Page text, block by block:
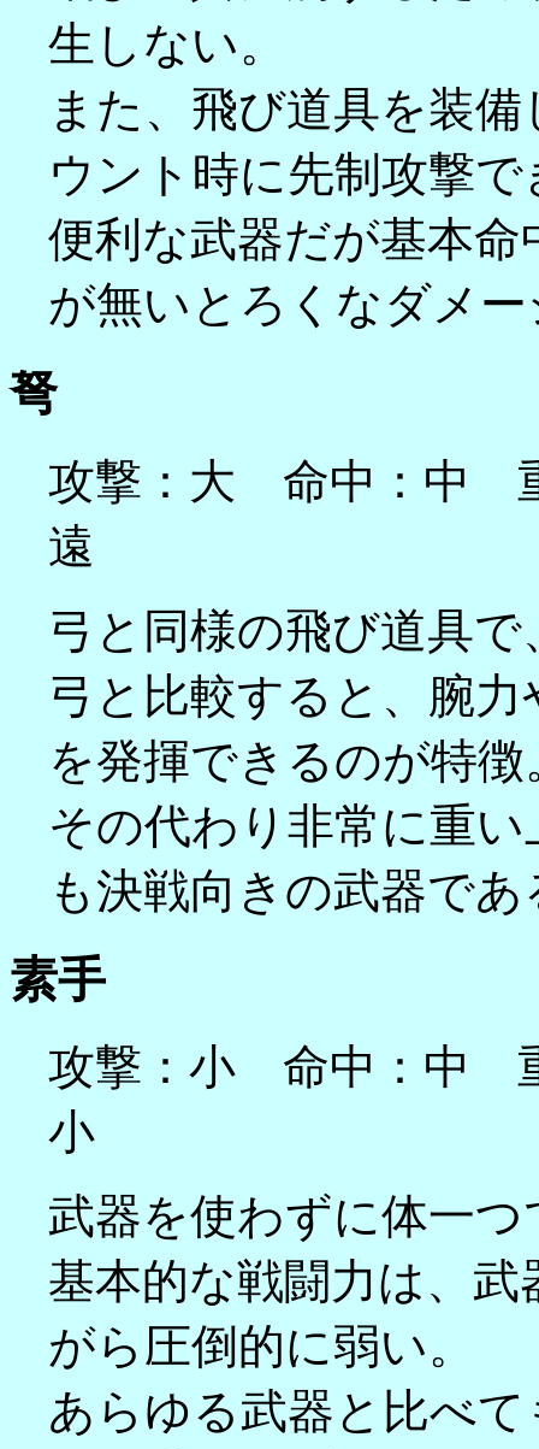
生しない。
また、飛び道具を装
ウント時に先制攻撃
便利な武器だが基本
が無いとろくなダメ
弩
攻撃：大 命中：中
遠
弓と同様の飛び道具
弓と比較すると、腕
を発揮できるのが特徴
その代わり非常に重
も決戦向きの武器であ
素手
攻撃：小 命中：中
小
武器を使わずに体一
基本的な戦闘力は、
がら圧倒的に弱い。
あらゆる武器と比べ